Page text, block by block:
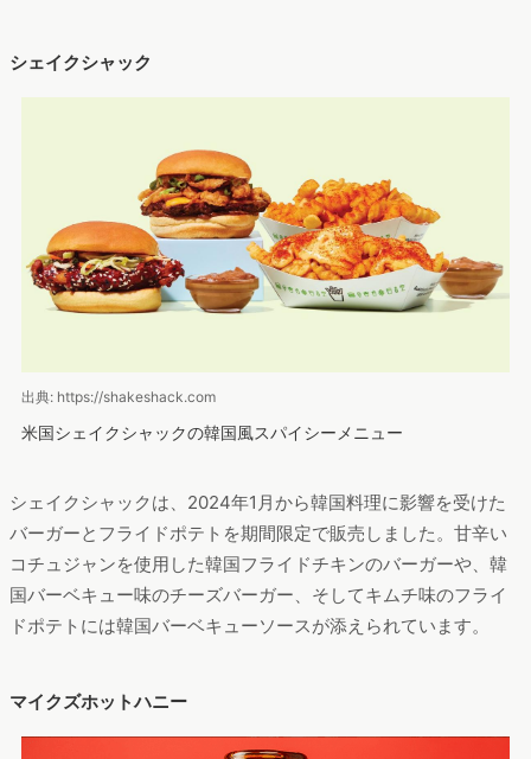
シェイクシャック
出典: https://shakeshack.com
米国シェイクシャックの韓国風スパイシーメニュー
シェイクシャックは、2024年1月から韓国料理に影響を受けた
バーガーとフライドポテトを期間限定で販売しました。甘辛い
コチュジャンを使用した韓国フライドチキンのバーガーや、韓
国バーベキュー味のチーズバーガー、そしてキムチ味のフライ
ドポテトには韓国バーベキューソースが添えられています。
マイクズホットハニー